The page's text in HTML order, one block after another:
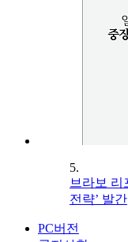
5.
브라보 리
전략’ 발간
PC버전